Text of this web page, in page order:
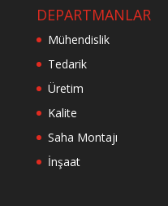
DEPARTMANLAR
Mühendislik
Tedarik
Üretim
Kalite
Saha Montajı
İnşaat